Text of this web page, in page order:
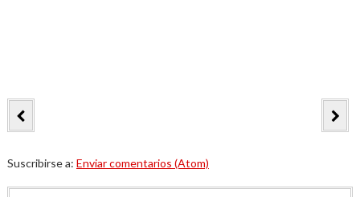
Suscribirse a: Enviar comentarios (Atom)